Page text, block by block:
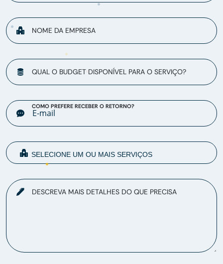
NOME DA EMPRESA
QUAL O BUDGET DISPONÍVEL PARA O SERVIÇO?
COMO PREFERE RECEBER O RETORNO?
DESCREVA MAIS DETALHES DO QUE PRECISA